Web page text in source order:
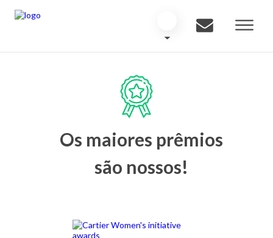
Os maiores prêmios
são nossos!